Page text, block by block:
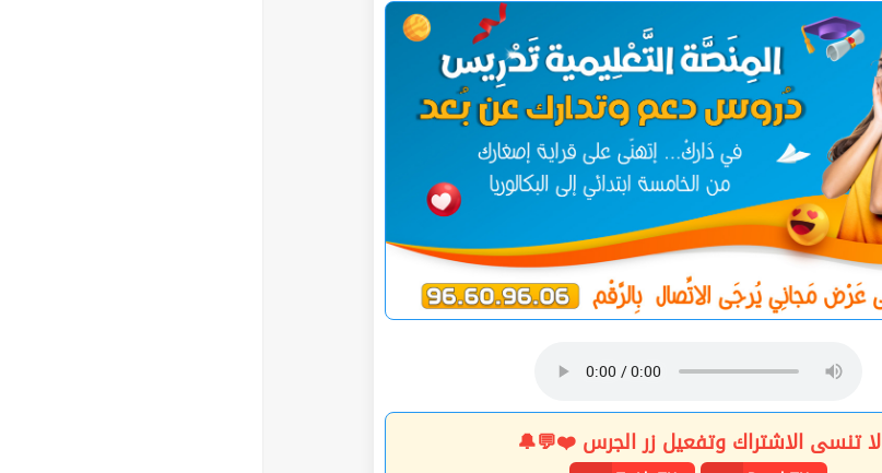
لا تنسى الاشتراك وتفعيل زر الجرس ❤️💬🔔